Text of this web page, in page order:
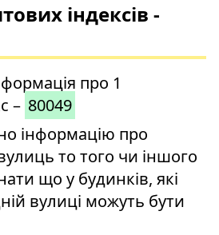
індексів -
про 1
– 80049
інформацію про
то того чи іншого
що у будинків, які
вулиці можуть бути